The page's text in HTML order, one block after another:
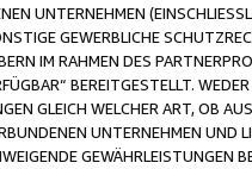
UNTERNEHMEN
GEWERBLICHE
IM RAHMEN DES
BEREITGESTELLT.
GLEICH WELCHER ART, OB
UNTERNEHMEN UND
GEWÄHRLEISTUNGEN